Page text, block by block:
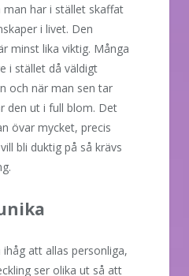
man har i stället skaffat
i livet. Den
minst lika viktig. Många
i stället då väldigt
och när man sen tar
den ut i full blom. Det
övar mycket, precis
bli duktig på så krävs
att allas personliga,
ser olika ut så att